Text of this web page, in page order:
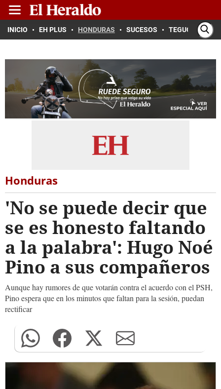
INICIO EH PLUS HONDURAS SUCESOS TEGUCIGALPA
Honduras
'No se puede decir que
se es honesto faltando
a la palabra': Hugo Noé
Pino a sus compañeros
Aunque hay rumores de que votarán contra el acuerdo con el PSH,
Pino espera que en los minutos que faltan para la sesión, puedan
rectificar